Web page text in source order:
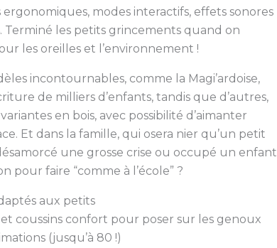
modes interactifs, effets sonores
Terminé les petits grincements quand on
les oreilles et l’environnement !
incontournables, comme la Magi’ardoise,
de milliers d’enfants, tandis que d’autres,
en bois, avec possibilité d’aimanter
Et dans la famille, qui osera nier qu’un petit
une grosse crise ou occupé un enfant
pour faire “comme à l’école” ?
aux petits
coussins confort pour poser sur les genoux
(jusqu’à 80 !)